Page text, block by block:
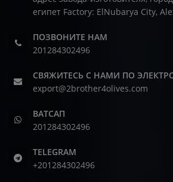
египет Factory: ElNubarya City,
ПОЗВОНИТЕ НАМ
201284302496
СВЯЖИТЕСЬ С НАМИ ПО
export@2brother4olives.com
ВАТСАП
201284302496
TELEGRAM
+201284302496